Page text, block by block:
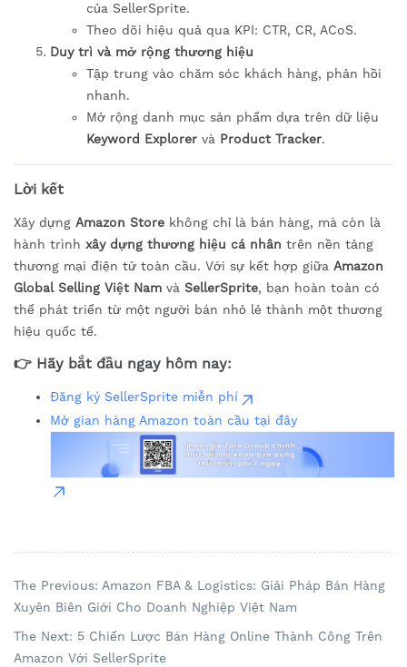
của SellerSprite.
Theo dõi hiệu quả qua KPI: CTR, CR, ACoS.
Duy trì và mở rộng thương hiệu
Tập trung vào chăm sóc khách hàng, phản hồi
nhanh.
Mở rộng danh mục sản phẩm dựa trên dữ liệu
Keyword Explorer và Product Tracker.
Lời kết
Xây dựng Amazon Store không chỉ là bán hàng, mà còn là
hành trình xây dựng thương hiệu cá nhân trên nền tảng
thương mại điện tử toàn cầu. Với sự kết hợp giữa Amazon
Global Selling Việt Nam và SellerSprite, bạn hoàn toàn có
thể phát triển từ một người bán nhỏ lẻ thành một thương
hiệu quốc tế.
👉 Hãy bắt đầu ngay hôm nay:
Đăng ký SellerSprite miễn phí
Mở gian hàng Amazon toàn cầu tại đây
The Previous: Amazon FBA & Logistics: Giải Pháp Bán Hàng
Xuyên Biên Giới Cho Doanh Nghiệp Việt Nam
The Next: 5 Chiến Lược Bán Hàng Online Thành Công Trên
Amazon Với SellerSprite